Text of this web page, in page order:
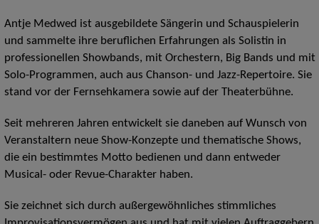
Antje Medwed ist ausgebildete Sängerin und Schauspielerin
und sammelte ihre beruflichen Erfahrungen als Solistin in
professionellen Showbands, mit Orchestern, Big Bands und mit
Solo-Programmen, auch aus Chanson- und Jazz-Repertoire. Sie
stand vor der Fernsehkamera sowie auf der Theaterbühne.
Seit mehreren Jahren entwickelt sie daneben auf Wunsch von
Veranstaltern neue Show-Konzepte und thematische Shows,
die ein bestimmtes Motto bedienen und dann entweder
Musical- oder Revue-Charakter haben.
Sie zeichnet sich durch außergewöhnliches stimmliches